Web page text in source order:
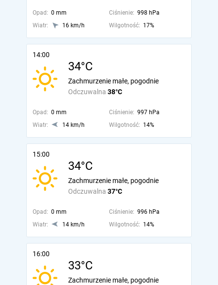
Opad: 0 mm Ciśnienie: 998 hPa
Wiatr:
16 km/h Wilgotność: 17%
14:00
34°C
Odczuwalna 38°C
Zachmurzenie małe, pogodnie
Opad: 0 mm Ciśnienie: 997 hPa
Wiatr:
14 km/h Wilgotność: 14%
15:00
34°C
Odczuwalna 37°C
Zachmurzenie małe, pogodnie
Opad: 0 mm Ciśnienie: 996 hPa
Wiatr:
14 km/h Wilgotność: 14%
16:00
33°C
Zachmurzenie małe, pogodnie